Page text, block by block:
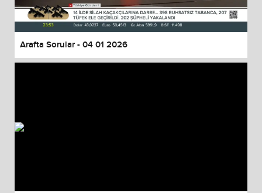
Arafta Sorular - 04 01 2026